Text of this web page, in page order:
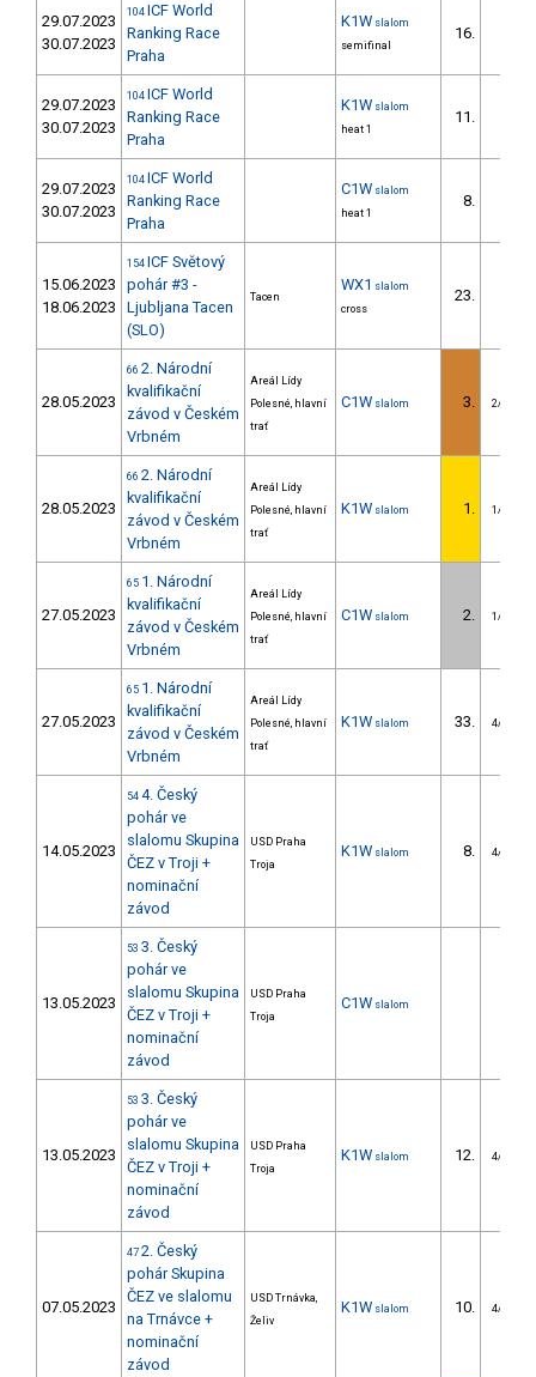
29.07.2023
30.07.2023
104 ICF World
Ranking Race
Praha
K1W slalom
semifinal
16.
29.07.2023
30.07.2023
104 ICF World
Ranking Race
Praha
K1W slalom
heat 1
11.
29.07.2023
30.07.2023
104 ICF World
Ranking Race
Praha
C1W slalom
heat 1
8.
15.06.2023
18.06.2023
154 ICF Světový
pohár #3 -
Ljubljana Tacen
(SLO)
Tacen
WX1 slalom
cross
23.
28.05.2023
66 2. Národní
kvalifikační
závod v Českém
Vrbném
Areál Lídy
Polesné, hlavní
trať
C1W slalom 3. 2/U23
28.05.2023
66 2. Národní
kvalifikační
závod v Českém
Vrbném
Areál Lídy
Polesné, hlavní
trať
K1W slalom 1. 1/U23
27.05.2023
65 1. Národní
kvalifikační
závod v Českém
Vrbném
Areál Lídy
Polesné, hlavní
trať
C1W slalom 2. 1/U23
27.05.2023
65 1. Národní
kvalifikační
závod v Českém
Vrbném
Areál Lídy
Polesné, hlavní
trať
K1W slalom 33. 4/U23
14.05.2023
54 4. Český
pohár ve
slalomu Skupina
ČEZ v Troji +
nominační
závod
USD Praha
Troja
K1W slalom 8. 4/U23
13.05.2023
53 3. Český
pohár ve
slalomu Skupina
ČEZ v Troji +
nominační
závod
USD Praha
Troja
C1W slalom
13.05.2023
53 3. Český
pohár ve
slalomu Skupina
ČEZ v Troji +
nominační
závod
USD Praha
Troja
K1W slalom 12. 4/U23
07.05.2023
47 2. Český
pohár Skupina
ČEZ ve slalomu
na Trnávce +
nominační
závod
USD Trnávka,
Želiv
K1W slalom 10. 4/U23